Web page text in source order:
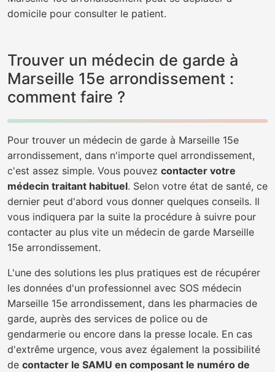
domicile pour consulter le patient.
Trouver un médecin de garde à
Marseille 15e arrondissement :
comment faire ?
Pour trouver un médecin de garde à Marseille 15e
arrondissement, dans n'importe quel arrondissement,
c'est assez simple. Vous pouvez contacter votre
médecin traitant habituel. Selon votre état de santé, ce
dernier peut d'abord vous donner quelques conseils. Il
vous indiquera par la suite la procédure à suivre pour
contacter au plus vite un médecin de garde Marseille
15e arrondissement.
L'une des solutions les plus pratiques est de récupérer
les données d'un professionnel avec SOS médecin
Marseille 15e arrondissement, dans les pharmacies de
garde, auprès des services de police ou de
gendarmerie ou encore dans la presse locale. En cas
d'extrême urgence, vous avez également la possibilité
de contacter le SAMU en composant le numéro de